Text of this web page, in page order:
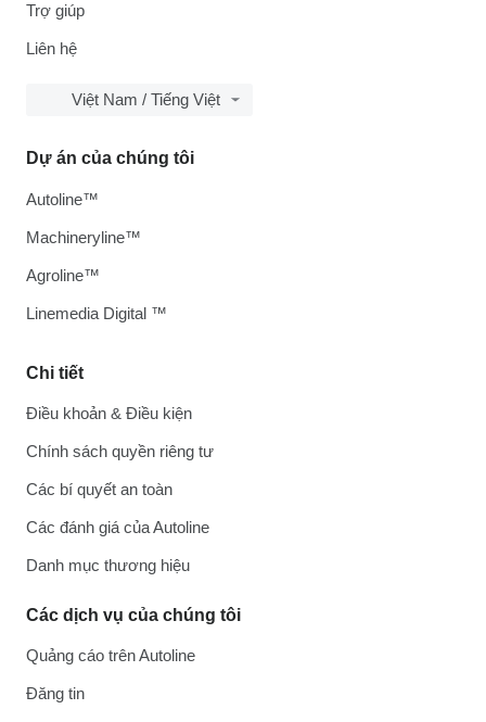
Trợ giúp
Liên hệ
Việt Nam / Tiếng Việt
Chi tiết
Điều khoản & Điều kiện
Chính sách quyền riêng tư
Các bí quyết an toàn
Các đánh giá của Autoline
Danh mục thương hiệu
Các dịch vụ của chúng tôi
Quảng cáo trên Autoline
Đăng tin
Dự án của chúng tôi
Autoline™
Machineryline™
Agroline™
Linemedia Digital ™